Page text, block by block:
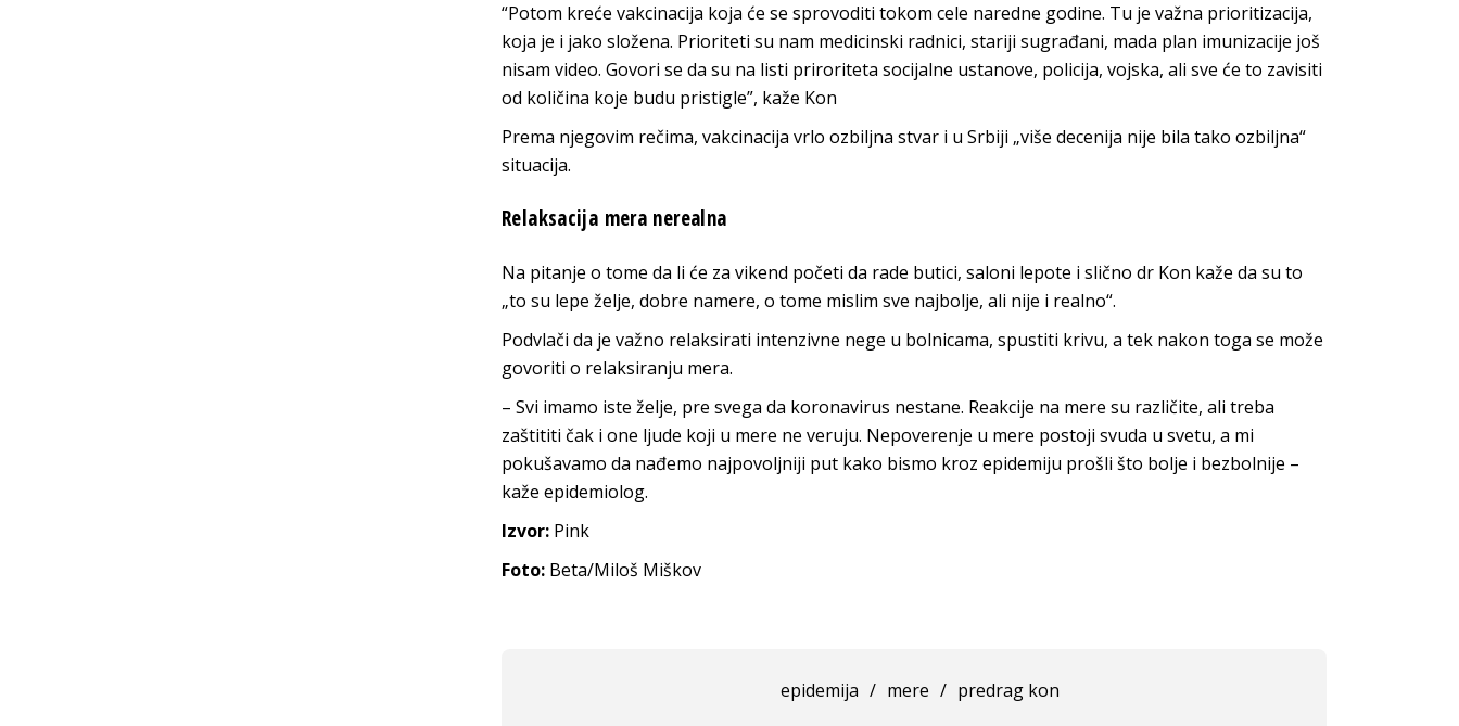
“Potom kreće vakcinacija koja će se sprovoditi tokom cele naredne godine. Tu je važna prioritizacija,
koja je i jako složena. Prioriteti su nam medicinski radnici, stariji sugrađani, mada plan imunizacije još
nisam video. Govori se da su na listi priroriteta socijalne ustanove, policija, vojska, ali sve će to zavisiti
od količina koje budu pristigle”, kaže Kon
Prema njegovim rečima, vakcinacija vrlo ozbiljna stvar i u Srbiji „više decenija nije bila tako ozbiljna“
situacija.
Relaksacija mera nerealna
Na pitanje o tome da li će za vikend početi da rade butici, saloni lepote i slično dr Kon kaže da su to
„to su lepe želje, dobre namere, o tome mislim sve najbolje, ali nije i realno“.
Podvlači da je važno relaksirati intenzivne nege u bolnicama, spustiti krivu, a tek nakon toga se može
govoriti o relaksiranju mera.
– Svi imamo iste želje, pre svega da koronavirus nestane. Reakcije na mere su različite, ali treba
zaštititi čak i one ljude koji u mere ne veruju. Nepoverenje u mere postoji svuda u svetu, a mi
pokušavamo da nađemo najpovoljniji put kako bismo kroz epidemiju prošli što bolje i bezbolnije –
kaže epidemiolog.
Izvor: Pink
Foto: Beta/Miloš Miškov
epidemija / mere / predrag kon